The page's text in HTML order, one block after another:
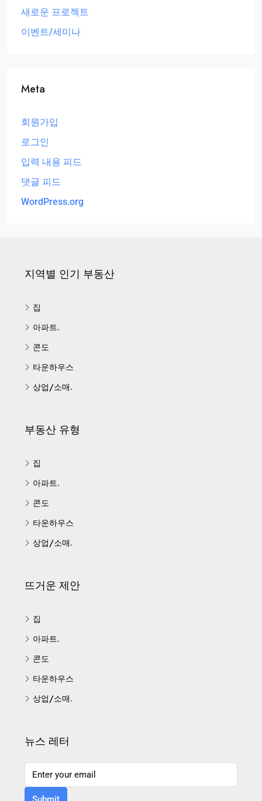
새로운 프로젝트
이벤트/세미나
Meta
회원가입
로그인
입력 내용 피드
댓글 피드
WordPress.org
지역별 인기 부동산
집
아파트.
콘도
타운하우스
상업/소매.
부동산 유형
집
아파트.
콘도
타운하우스
상업/소매.
뜨거운 제안
집
아파트.
콘도
타운하우스
상업/소매.
뉴스 레터